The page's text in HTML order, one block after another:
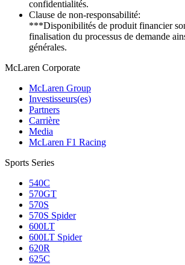
confidentialités.
Clause de non-responsabilité:
***Disponibilités de produit financier
finalisation du processus de demande
générales.
McLaren Corporate
McLaren Group
Investisseurs(es)
Partners
Carrière
Media
McLaren F1 Racing
Sports Series
540C
570GT
570S
570S Spider
600LT
600LT Spider
620R
625C